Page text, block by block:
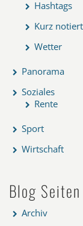
Hashtags
Kurz notiert
Wetter
Panorama
Soziales
Rente
Sport
Wirtschaft
Blog Seiten
Archiv